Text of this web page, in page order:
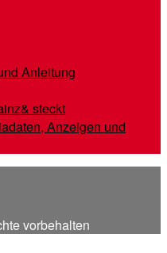
Anleitung
steckt
Anzeigen und
vorbehalten